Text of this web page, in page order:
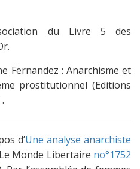
du Livre 5 des
Fernandez : Anarchisme et
prostitutionnel (Editions
d’Une analyse anarchiste
Monde Libertaire no°1752